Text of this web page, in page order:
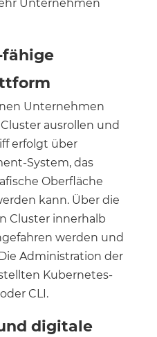
Unternehmen
fähige
Unternehmen
ausrollen und
erfolgt über
System, das
Oberfläche
kann. Über die
Cluster innerhalb
werden und
Administration der
Kubernetes-
CLI.
digitale